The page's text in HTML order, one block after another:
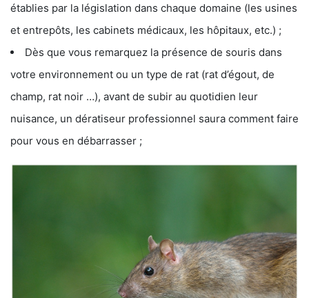
établies par la législation dans chaque domaine (les usines
et entrepôts, les cabinets médicaux, les hôpitaux, etc.) ;
Dès que vous remarquez la présence de souris dans
votre environnement ou un type de rat (rat d’égout, de
champ, rat noir …), avant de subir au quotidien leur
nuisance, un dératiseur professionnel saura comment faire
pour vous en débarrasser ;